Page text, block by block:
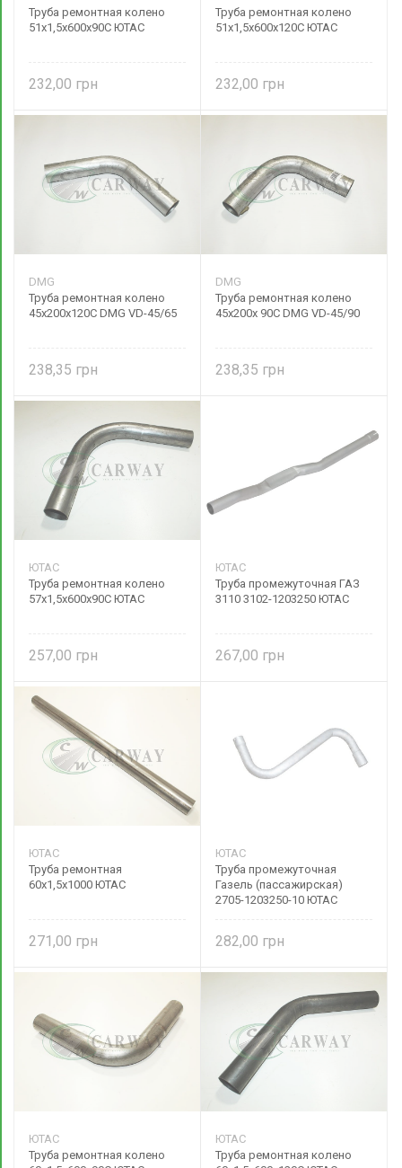
Труба ремонтная колено
51х1,5х600х90С ЮТАС
232,00
Труба ремонтная колено
51х1,5х600х120С ЮТАС
232,00
DMG
Труба ремонтная колено
45х200х120С DMG VD-45/65
238,35
DMG
Труба ремонтная колено
45х200х 90С DMG VD-45/90
238,35
ЮТАС
Труба ремонтная колено
57х1,5х600х90С ЮТАС
257,00
ЮТАС
Труба промежуточная ГАЗ
3110 3102-1203250 ЮТАС
267,00
ЮТАС
Труба ремонтная
60х1,5х1000 ЮТАС
271,00
ЮТАС
Труба промежуточная
Газель (пассажирская)
2705-1203250-10 ЮТАС
282,00
ЮТАС
Труба ремонтная колено
ЮТАС
Труба ремонтная колено